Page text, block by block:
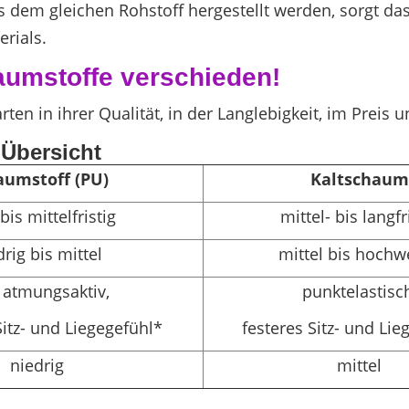
gleichen Rohstoff hergestellt werden, sorgt
verschieden!
in ihrer Qualität, in der Langlebigkeit, im Preis
(PU)
Kaltschaum
mittelfristig
mittel- bis
bis mittel
mittel bis
und Liegegefühl*
festeres Sitz- und
niedrig
mittel